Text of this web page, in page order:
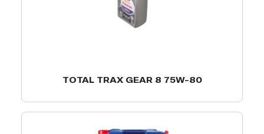
TOTAL TRAX GEAR 8 75W-80